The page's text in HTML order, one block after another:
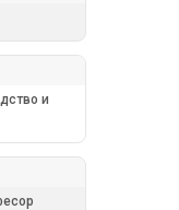
и